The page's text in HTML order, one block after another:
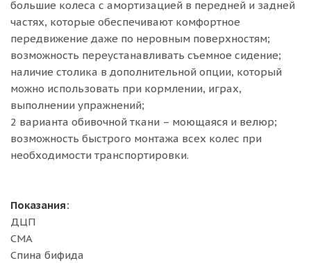
большие колеса с амортизацией в передней и задней
частях, которые обеспечивают комфортное
передвижение даже по неровным поверхностям;
возможность переустанавливать съемное сидение;
наличие столика в дополнительной опции, который
можно использовать при кормлении, играх,
выполнении упражнений;
2 варианта обивочной ткани – моющаяся и велюр;
возможность быстрого монтажа всех колес при
необходимости транспортировки.
Показания:
ДЦП
СМА
Спина бифида